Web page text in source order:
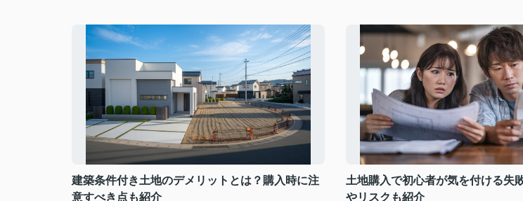
建築条件付き土地のデメリットとは？購入時に注
意すべき点も紹介
土地購入で初心者が気を付ける失
やリスクも紹介